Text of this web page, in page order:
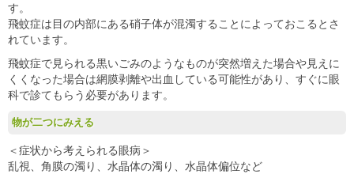
す。
飛蚊症は目の内部にある硝子体が混濁することによっておこるとさ
れています。
飛蚊症で見られる黒いごみのようなものが突然増えた場合や見えに
くくなった場合は網膜剥離や出血している可能性があり、すぐに眼
科で診てもらう必要があります。
物が二つにみえる
＜症状から考えられる眼病＞
乱視、角膜の濁り、水晶体の濁り、水晶体偏位など